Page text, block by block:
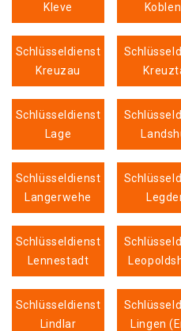
Kleve
Schlüsseldienst
Kreuzau
Schlüsseldienst
Lage
Schlüsseldienst
Langerwehe
Schlüsseldienst
Lennestadt
Schlüsseldienst
Lindlar
Lingen